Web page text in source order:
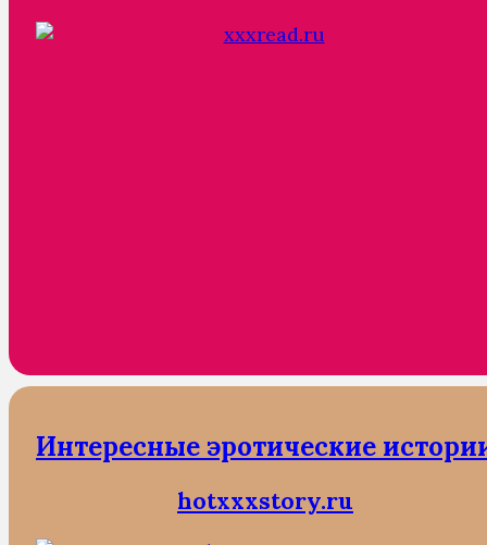
Интересные эротические
hotxxxstory.ru